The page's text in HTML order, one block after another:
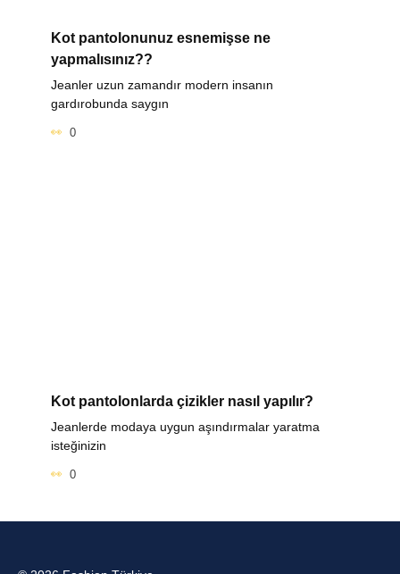
Kot pantolonunuz esnemişse ne
yapmalısınız??
Jeanler uzun zamandır modern insanın
gardırobunda saygın
0
Kot pantolonlarda çizikler nasıl yapılır?
Jeanlerde modaya uygun aşındırmalar yaratma
isteğinizin
0